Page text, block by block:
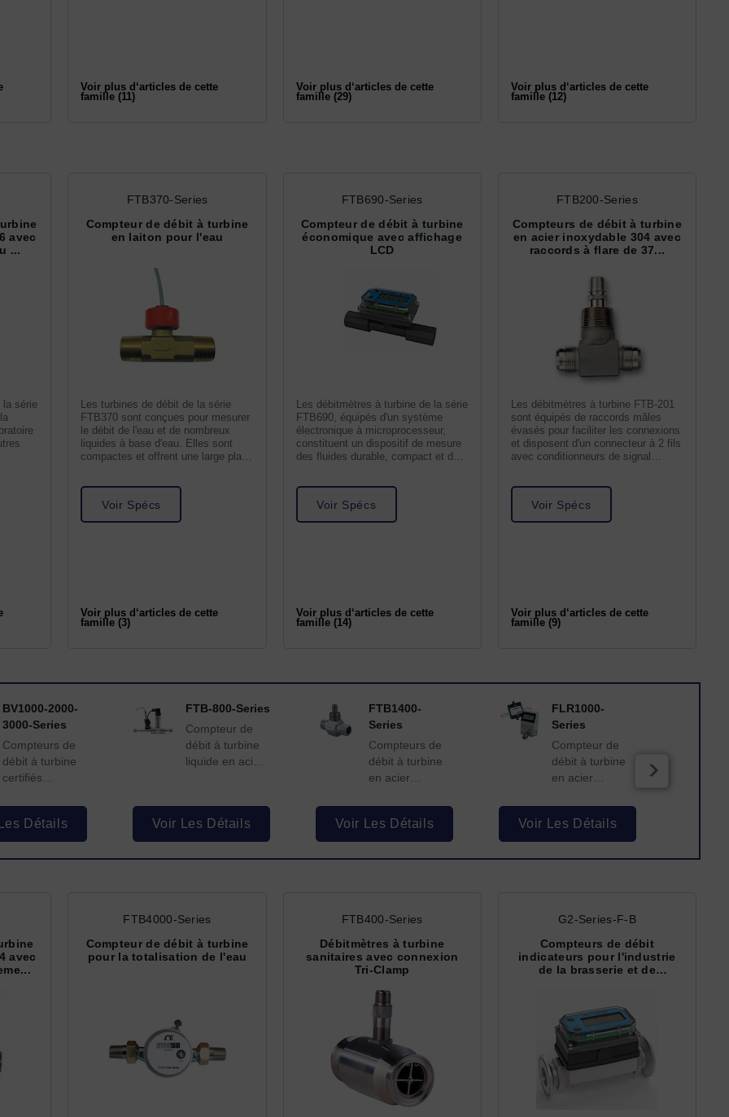
Voir plus d‘articles de cette
famille (11)
Voir plus d‘articles de cette
famille (29)
Voir plus d‘articles de cette
famille (12)
avec
...
la série
FTB370-Series
Compteur de débit à turbine
en laiton pour l'eau
Les turbines de débit de la série
FTB370 sont conçues pour mesurer
le débit de l'eau et de nombreux
liquides à base d'eau. Elles sont
compactes et offrent une large plage
Voir Spécs
Voir plus d‘articles de cette
famille (3)
FTB690-Series
Compteur de débit à turbine
économique avec affichage
LCD
Les débitmètres à turbine de la série
FTB690, équipés d'un système
électronique à microprocesseur,
constituent un dispositif de mesure
des fluides durable, compact et de
Voir Spécs
Voir plus d‘articles de cette
famille (14)
FTB200-Series
Compteurs de débit à turbine
en acier inoxydable 304 avec
raccords à flare de 37...
Les débitmètres à turbine FTB-201
sont équipés de raccords mâles
évasés pour faciliter les connexions
et disposent d'un connecteur à 2 fils
avec conditionneurs de signal
Voir Spécs
Voir plus d‘articles de cette
famille (9)
BV1000-2000-
3000-Series
Compteurs de
débit à turbine
certifiés
Détails
FTB-800-Series
Compteur de
débit à turbine
liquide en acier
mA
Voir Les Détails
FTB1400-
Series
Compteurs de
débit à turbine
en acier
avec sortie
d'impulsions et
c...
Voir Les Détails
FLR1000-
Series
Compteur de
débit à turbine
en acier
faible débit avec
affichage opti...
Voir Les Détails
avec
FTB4000-Series
Compteur de débit à turbine
pour la totalisation de l'eau
FTB400-Series
Débitmètres à turbine
sanitaires avec connexion
Tri-Clamp
G2-Series-F-B
Compteurs de débit
indicateurs pour l'industrie
de la brasserie et de